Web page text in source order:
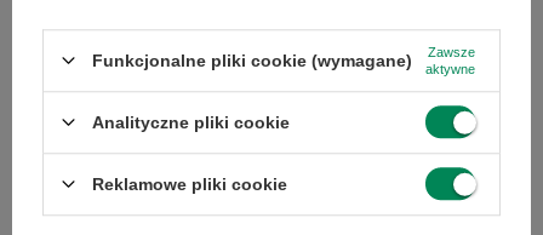
Specyfikacja
Marka Pozostałe
Funkcjonalne pliki cookie (wymagane)
Zawsze
aktywne
Analityczne pliki cookie
Reklamowe pliki cookie